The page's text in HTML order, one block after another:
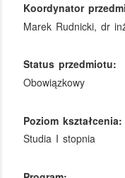
Koordynator
Marek Rudnicki, dr
Status przedmiotu:
Obowiązkowy
Poziom kształcenia:
Studia I stopnia